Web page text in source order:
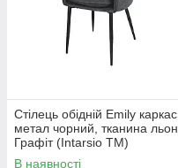
Стілець обідній Emily каркас
метал чорний, тканина льон
Графіт (Intarsio TM)
В наявності